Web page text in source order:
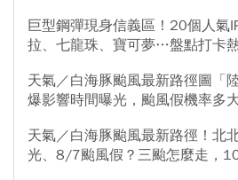
巨型鋼彈現身信義區！20個人氣
拉、七龍珠、寶可夢…盤點打卡
天氣／白海豚颱風最新路徑圖「
爆影響時間曝光，颱風假機率多
天氣／白海豚颱風最新路徑！北
光、8/7颱風假？三颱怎麼走，